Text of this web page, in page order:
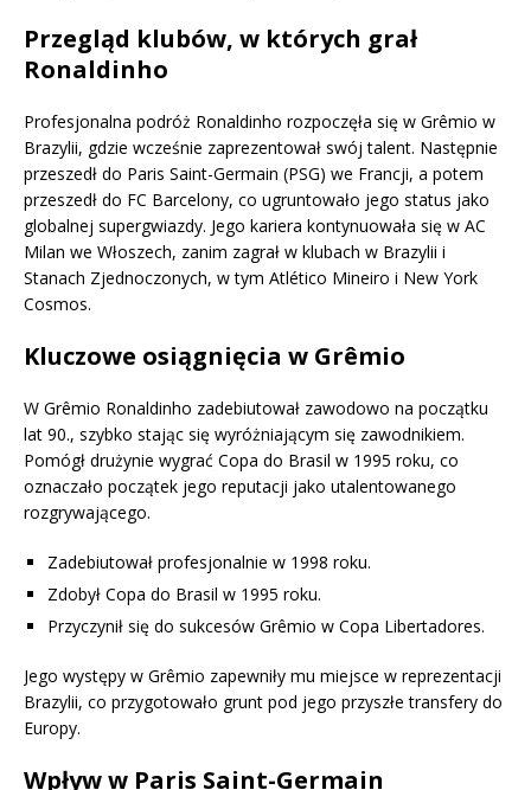
Przegląd klubów, w których grał
Ronaldinho
Profesjonalna podróż Ronaldinho rozpoczęła się w Grêmio w
Brazylii, gdzie wcześnie zaprezentował swój talent. Następnie
przeszedł do Paris Saint-Germain (PSG) we Francji, a potem
przeszedł do FC Barcelony, co ugruntowało jego status jako
globalnej supergwiazdy. Jego kariera kontynuowała się w AC
Milan we Włoszech, zanim zagrał w klubach w Brazylii i
Stanach Zjednoczonych, w tym Atlético Mineiro i New York
Cosmos.
Kluczowe osiągnięcia w Grêmio
W Grêmio Ronaldinho zadebiutował zawodowo na początku
lat 90., szybko stając się wyróżniającym się zawodnikiem.
Pomógł drużynie wygrać Copa do Brasil w 1995 roku, co
oznaczało początek jego reputacji jako utalentowanego
rozgrywającego.
Zadebiutował profesjonalnie w 1998 roku.
Zdobył Copa do Brasil w 1995 roku.
Przyczynił się do sukcesów Grêmio w Copa Libertadores.
Jego występy w Grêmio zapewniły mu miejsce w reprezentacji
Brazylii, co przygotowało grunt pod jego przyszłe transfery do
Europy.
Wpływ w Paris Saint-Germain